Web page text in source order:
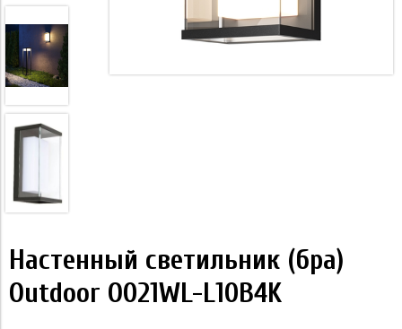
Настенный светильник (бра)
Outdoor O021WL-L10B4K